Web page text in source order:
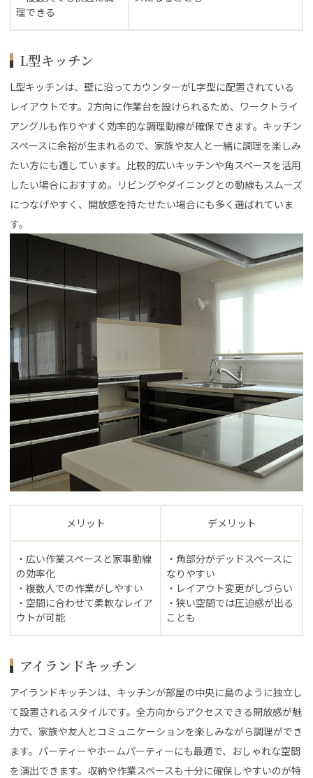
理できる
L型キッチン
L型キッチンは、壁に沿ってカウンターがL字型に配置されている
レイアウトです。2方向に作業台を設けられるため、ワークトライ
アングルも作りやすく効率的な調理動線が確保できます。キッチン
スペースに余裕が生まれるので、家族や友人と一緒に調理を楽しみ
たい方にも適しています。比較的広いキッチンや角スペースを活用
したい場合におすすめ。リビングやダイニングとの動線もスムーズ
につなげやすく、開放感を持たせたい場合にも多く選ばれていま
す。
メリット デメリット
・広い作業スペースと家事動線
の効率化
・複数人での作業がしやすい
・空間に合わせて柔軟なレイア
ウトが可能
・角部分がデッドスペースに
なりやすい
・レイアウト変更がしづらい
・狭い空間では圧迫感が出る
ことも
アイランドキッチン
アイランドキッチンは、キッチンが部屋の中央に島のように独立し
て設置されるスタイルです。全方向からアクセスできる開放感が魅
力で、家族や友人とコミュニケーションを楽しみながら調理ができ
ます。パーティーやホームパーティーにも最適で、おしゃれな空間
を演出できます。収納や作業スペースも十分に確保しやすいのが特